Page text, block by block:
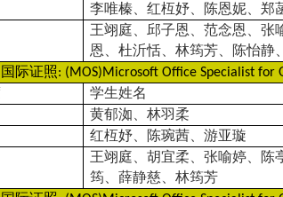
李唯榛、红枑妤、陈恩妮、郑
王翊庭、邱子恩、范念恩、张
恩、杜沂恬、林筠芳、陈怡静
际证照: (MOS)Microsoft Office Specialist for
学生姓名
黄郁洳、林羽柔
红枑妤、陈琬茜、游亚璇
王翊庭、胡宜柔、张喻婷、陈
筠、薛静慈、林筠芳